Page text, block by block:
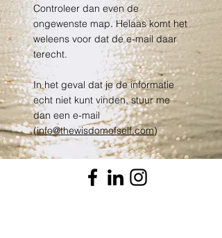
Controleer dan even de
ongewenste map. Helaas komt het
weleens voor dat de e-mail daar
terecht.
In het geval dat je de informatie
echt niet kunt vinden, stuur me
dan een e-mail
(info@thewisdomofself.com)